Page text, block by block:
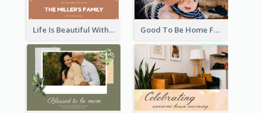
Life Is Beautiful With Family Photo Book Good To Be Home Family Photo Book